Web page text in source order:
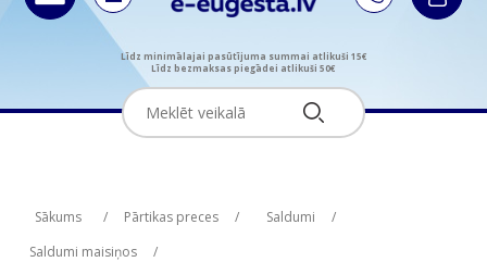
Līdz minimālajai pasūtījuma summai atlikuši 15€
Līdz bezmaksas piegādei atlikuši 50€
Sākums / Pārtikas preces / Saldumi
/
Saldumi maisiņos
/